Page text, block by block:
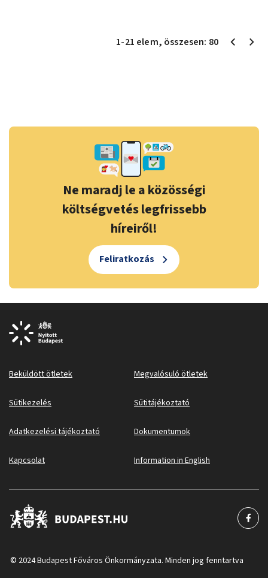
1-21 elem, összesen: 80
Ne maradj le a közösségi
költségvetés legfrissebb
híreiről!
Feliratkozás
Beküldött ötletek Megvalósuló ötletek
Sütikezelés Sütitájékoztató
Adatkezelési tájékoztató Dokumentumok
Kapcsolat Information in English
© 2024 Budapest Főváros Önkormányzata. Minden jog fenntartva